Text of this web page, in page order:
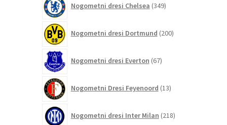
Nogometni dresi Chelsea 349izdelkov
Nogometni dresi Dortmund 200izdelkov
Nogometni dresi Everton 67izdelkov
Nogometni Dresi Feyenoord 13izdelkov
Nogometni dresi Inter Milan 218izdelkov